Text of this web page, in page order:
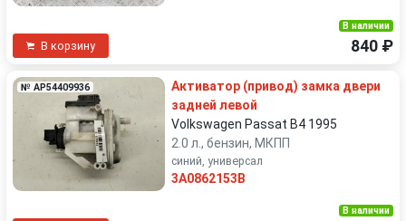
В корзину
В наличии
840 ₽
№ AP54409936
Активатор (привод) замка двери
задней левой
Volkswagen Passat B4 1995
2.0 л., бензин, МКПП
синий, универсал
3A0862153B
В наличии